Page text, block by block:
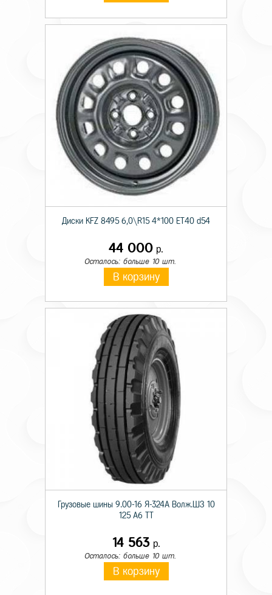
Диски KFZ 8495 6,0\R15 4*100 ET40 d54
44 000 р.
Осталось: больше 10 шт.
В корзину
Грузовые шины 9.00-16 Я-324А Волж.ШЗ 10
125 A6 TT
14 563р.
Осталось: больше 10 шт.
В корзину